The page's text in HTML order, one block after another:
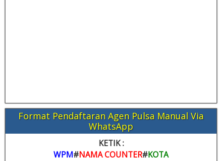
Format Pendaftaran Agen Pulsa Manual Via
WhatsApp
KETIK :
WPM#NAMA COUNTER#KOTA